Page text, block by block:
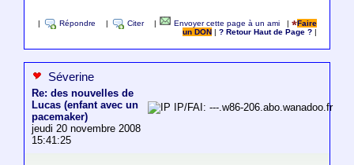
Répondre Citer Envoyer cette page à un ami |
Faire
un DON
|? Retour Haut de Page ?
Séverine
Re: des nouvelles de
Lucas (enfant avec un
pacemaker)
jeudi 20 novembre 2008
15:41:25
IP/FAI: ---.w86-206.abo.wanadoo.fr